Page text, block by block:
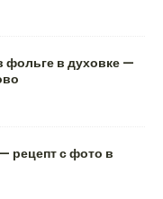
фольге в духовке —
рецепт с фото в